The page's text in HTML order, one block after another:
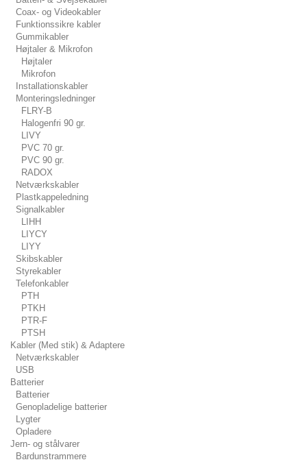
Coax- og Videokabler
Funktionssikre kabler
Gummikabler
Højtaler & Mikrofon
Højtaler
Mikrofon
Installationskabler
Monteringsledninger
FLRY-B
Halogenfri 90 gr.
LIVY
PVC 70 gr.
PVC 90 gr.
RADOX
Netværkskabler
Plastkappeledning
Signalkabler
LIHH
LIYCY
LIYY
Skibskabler
Styrekabler
Telefonkabler
PTH
PTKH
PTR-F
PTSH
Kabler (Med stik) & Adaptere
Netværkskabler
USB
Batterier
Batterier
Genopladelige batterier
Lygter
Opladere
Jern- og stålvarer
Bardunstrammere